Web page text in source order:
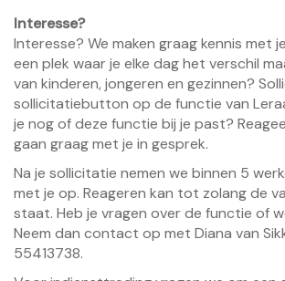
Interesse?
Interesse? We maken graag kennis met
een plek waar je elke dag het verschil
van kinderen, jongeren en gezinnen?
sollicitatiebutton op de functie van
je nog of deze functie bij je past?
gaan graag met je in gesprek.
Na je sollicitatie nemen we binnen 5
met je op. Reageren kan tot zolang de
staat. Heb je vragen over de functie of
Neem dan contact op met Diana van
55413738.